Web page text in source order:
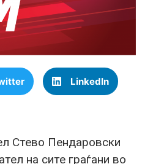
LinkedIn
Стево Пендаровски
на сите граѓани во